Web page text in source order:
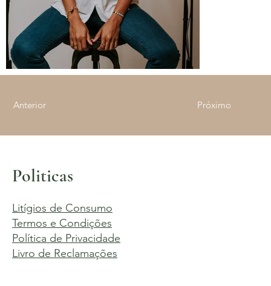
Anterior Próximo
Politicas
Litígios de Consumo
Termos e Condições
Política de Privacidade
Livro de Reclamações